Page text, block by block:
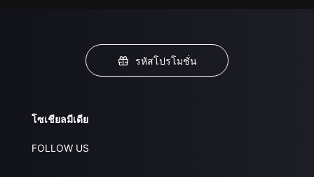
รหัสโปรโมชั่น
โซเชียลมีเดีย
FOLLOW US